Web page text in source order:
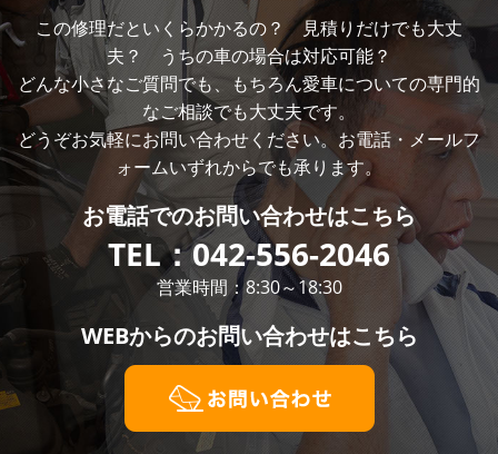
この修理だといくらかかるの？ 見積りだけでも大丈
夫？ うちの車の場合は対応可能？
どんな小さなご質問でも、もちろん愛車についての専門的
なご相談でも大丈夫です。
どうぞお気軽にお問い合わせください。お電話・メールフ
ォームいずれからでも承ります。
お電話でのお問い合わせはこちら
TEL：042-556-2046
営業時間：8:30～18:30
WEBからのお問い合わせはこちら